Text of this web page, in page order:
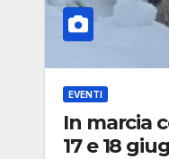
EVENTI
In marcia
17 e 18